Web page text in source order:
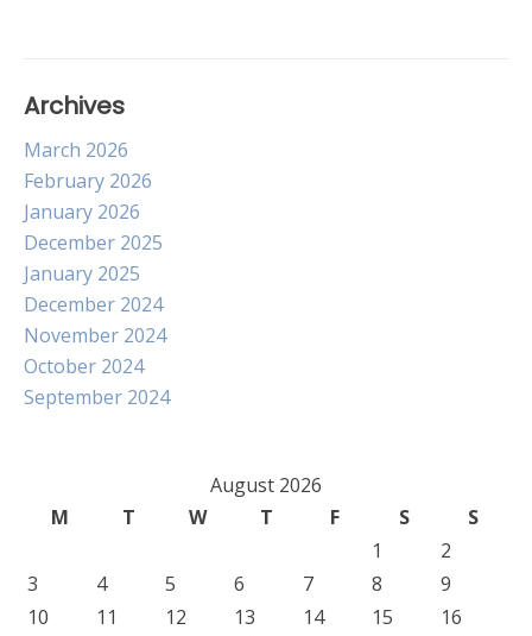
Archives
March 2026
February 2026
January 2026
December 2025
January 2025
December 2024
November 2024
October 2024
September 2024
August 2026
M
T W T F S
S
1
2
3
4 5 6 7 8
9
10
11 12 13 14 15
16